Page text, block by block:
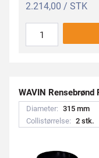
2.214,00 / STK
WAVIN Rensebrønd
Diameter: 31 5 mm
Collistørrelse: 2 stk.